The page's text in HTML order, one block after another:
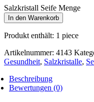
Salzkristall Seife Menge
In den Warenkorb
Produkt enthält: 1 piece
Artikelnummer: 4143
Gesundheit, Salzkristalle,
Beschreibung
Bewertungen (0)